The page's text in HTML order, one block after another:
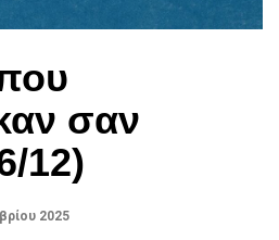
σαν
12)
2025